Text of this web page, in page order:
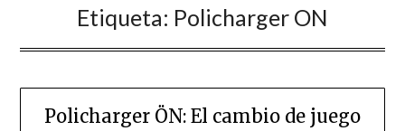
Etiqueta: Policharger ON
Policharger ÖN: El cambio de juego